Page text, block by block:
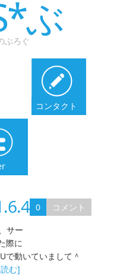
ぶ
ぶろぐ
コンタクト
0
コメント
サー
際に
で動いていまして＾
む]